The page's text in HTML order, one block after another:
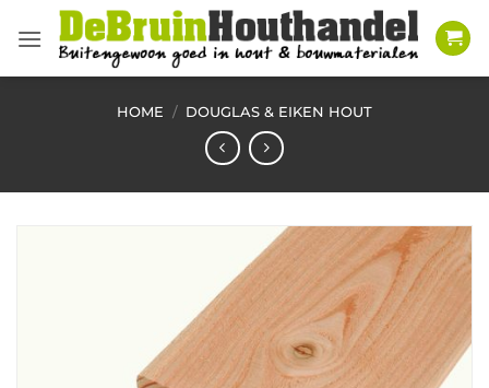
naar
HOME / DOUGLAS & EIKEN HOUT